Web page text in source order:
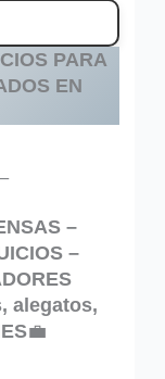
PARA
EN
–
–
alegatos,
💼